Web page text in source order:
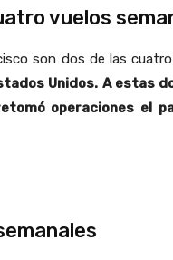
vuelos
son dos de las
Unidos. A estas
operaciones el